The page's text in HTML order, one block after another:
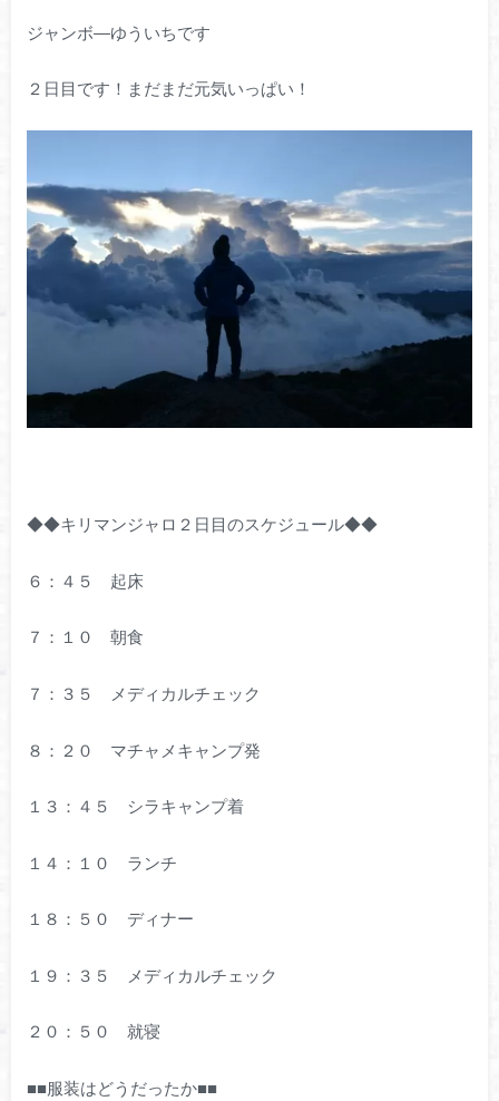
ジャンボ―ゆういちです
２日目です！まだまだ元気いっぱい！
◆◆キリマンジャロ２日目のスケジュール◆◆
６：４５ 起床
７：１０ 朝食
７：３５ メディカルチェック
８：２０ マチャメキャンプ発
１３：４５ シラキャンプ着
１４：１０ ランチ
１８：５０ ディナー
１９：３５ メディカルチェック
２０：５０ 就寝
■■服装はどうだったか■■